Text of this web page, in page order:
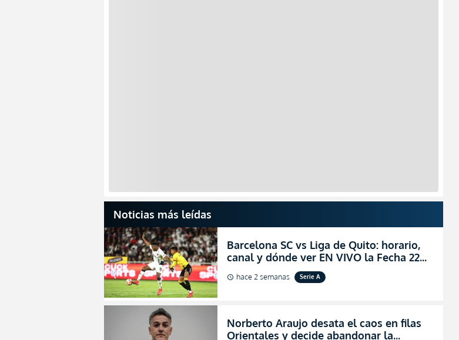
Noticias más leídas
Barcelona SC vs Liga de Quito: horario,
canal y dónde ver EN VIVO la Fecha 22
de la LigaPro 2026
schedule hace 2 semanas Serie A
Norberto Araujo desata el caos en filas
Orientales y decide abandonar la